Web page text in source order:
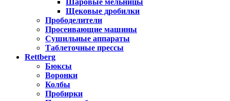
Шаровые мельницы
Щековые дробилки
Прободелители
Просеивающие машины
Сушильные аппараты
Таблеточные прессы
Rettberg
Бюксы
Воронки
Колбы
Пробирки